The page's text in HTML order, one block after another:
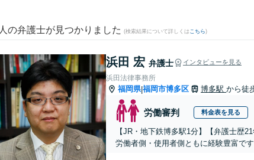
人の弁護士が見つかりました (検索結果について詳しくは こちら)
浜田 宏 弁護士 インタビューを見る
浜田法律事務所
福岡県|福岡市博多区 博多駅 から徒
労働審判 料金表を見る
【JR・地下鉄博多駅1分】【弁護士歴
労働者側・使用者側ともに経験豊富で